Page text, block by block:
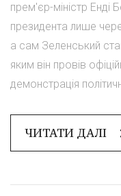
прем'єр-міністр Енді
президента лише
а сам Зеленський
яким він провів
демонстрація
ЧИТАТИ ДАЛІ